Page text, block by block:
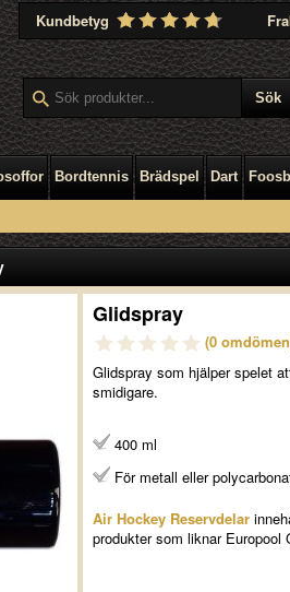
Kundbetyg
Bordtennis Brädspel Dart
Glidspray
(0
Glidspray som hjälper spelet
smidigare.
400 ml
För metall eller
Air Hockey Reservdelar
produkter som liknar Europool